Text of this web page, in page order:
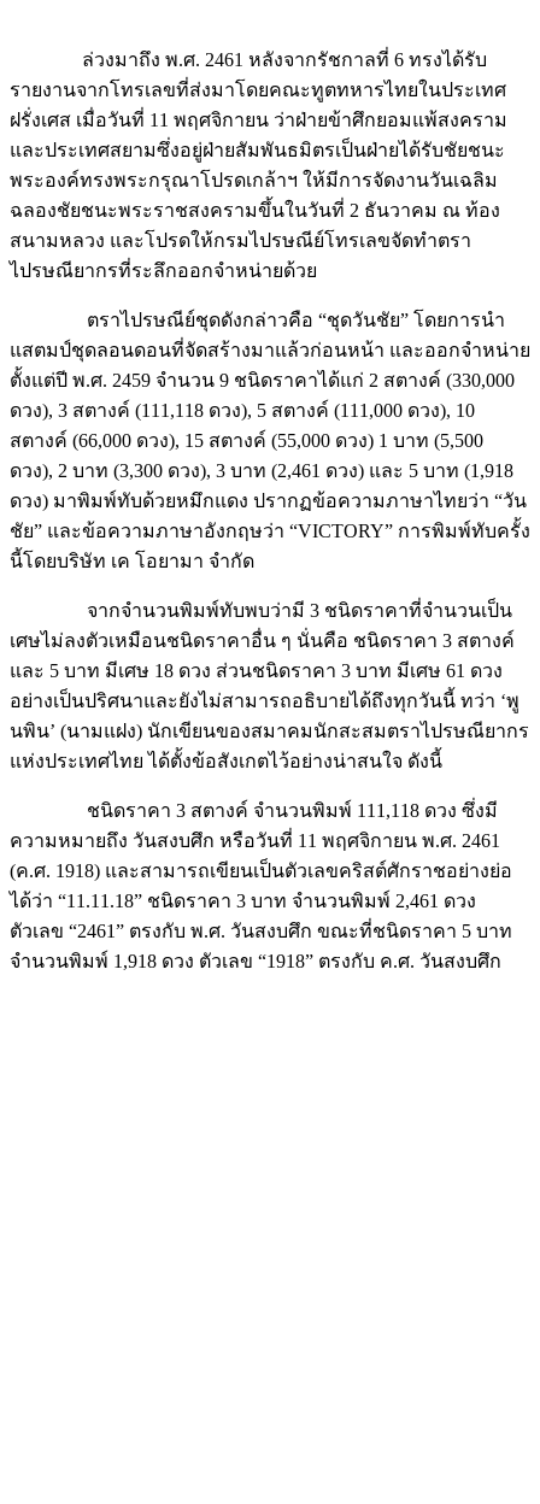
รายงานจากโทรเลขที่ส่งมาโดยคณะทูตทหารไทยในประเทศ
ฝรั่งเศส เมื่อวันที่ 11 พฤศจิกายน ว่าฝ่ายข้าศึกยอมแพ้สงคราม
และประเทศสยามซึ่งอยู่ฝ่ายสัมพันธมิตรเป็นฝ่ายได้รับชัยชนะ
พระองค์ทรงพระกรุณาโปรดเกล้าฯ ให้มีการจัดงานวันเฉลิม
ฉลองชัยชนะพระราชสงครามขึ้นในวันที่ 2 ธันวาคม ณ ท้อง
สนามหลวง และโปรดให้กรมไปรษณีย์โทรเลขจัดทำตรา
ไปรษณียากรที่ระลึกออกจำหน่ายด้วย
แสตมป์ชุดลอนดอนที่จัดสร้างมาแล้วก่อนหน้า และออกจำหน่าย
ตั้งแต่ปี พ.ศ. 2459 จำนวน 9 ชนิดราคาได้แก่ 2 สตางค์ (330,000
ดวง), 3 สตางค์ (111,118 ดวง), 5 สตางค์ (111,000 ดวง), 10
สตางค์ (66,000 ดวง), 15 สตางค์ (55,000 ดวง) 1 บาท (5,500
ดวง), 2 บาท (3,300 ดวง), 3 บาท (2,461 ดวง) และ 5 บาท (1,918
ดวง) มาพิมพ์ทับด้วยหมึกแดง ปรากฏข้อความภาษาไทยว่า “วัน
ชัย” และข้อความภาษาอังกฤษว่า “VICTORY” การพิมพ์ทับครั้ง
นี้โดยบริษัท เค โอยามา จำกัด
เศษไม่ลงตัวเหมือนชนิดราคาอื่น ๆ นั่นคือ ชนิดราคา 3 สตางค์
และ 5 บาท มีเศษ 18 ดวง ส่วนชนิดราคา 3 บาท มีเศษ 61 ดวง
อย่างเป็นปริศนาและยังไม่สามารถอธิบายได้ถึงทุกวันนี้ ทว่า ‘พู
นพิน’ (นามแฝง) นักเขียนของสมาคมนักสะสมตราไปรษณียากร
แห่งประเทศไทย ได้ตั้งข้อสังเกตไว้อย่างน่าสนใจ ดังนี้
ความหมายถึง วันสงบศึก หรือวันที่ 11 พฤศจิกายน พ.ศ. 2461
(ค.ศ. 1918) และสามารถเขียนเป็นตัวเลขคริสต์ศักราชอย่างย่อ
ได้ว่า “11.11.18” ชนิดราคา 3 บาท จำนวนพิมพ์ 2,461 ดวง
ตัวเลข “2461” ตรงกับ พ.ศ. วันสงบศึก ขณะที่ชนิดราคา 5 บาท
จำนวนพิมพ์ 1,918 ดวง ตัวเลข “1918” ตรงกับ ค.ศ. วันสงบศึก